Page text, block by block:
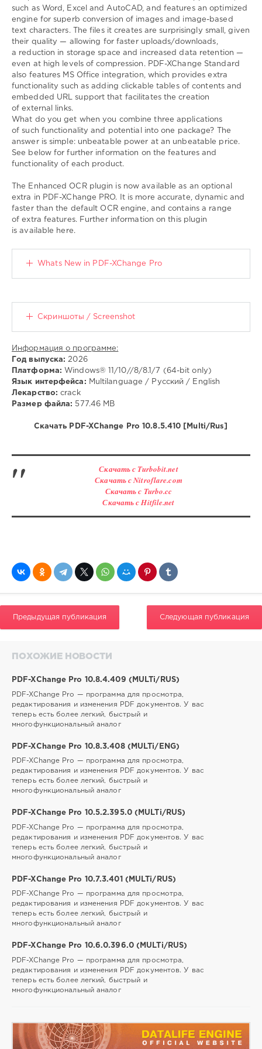
such as Word, Excel and AutoCAD, and features an optimized
engine for superb conversion of images and image-based
text characters. The files it creates are surprisingly small, given
their quality — allowing for faster uploads/downloads,
a reduction in storage space and increased data retention —
even at high levels of compression. PDF-XChange Standard
also features MS Office integration, which provides extra
functionality such as adding clickable tables of contents and
embedded URL support that facilitates the creation
of external links.
What do you get when you combine three applications
of such functionality and potential into one package? The
answer is simple: unbeatable power at an unbeatable price.
See below for further information on the features and
functionality of each product.
The Enhanced OCR plugin is now available as an optional
extra in PDF-XChange PRO. It is more accurate, dynamic and
faster than the default OCR engine, and contains a range
of extra features. Further information on this plugin
is available here.
Whats New in PDF-XChange Pro
Скриншоты / Screenshot
Информация о программе:
Год выпуска: 2026
Платформа: Windows® 11/10//8/8.1/7 (64-bit only)
Язык интерфейса: Multilanguage / Русский / English
Лекарство: crack
Размер файла: 577.46 MB
Скачать PDF-XChange Pro 10.8.5.410 [Multi/Rus]
Скачать с Turbobit.net
Скачать с Nitroflare.com
Скачать с Turbo.cc
Скачать с Hitfile.net
Предыдущая публикация Следующая публикация
ПОХОЖИЕ НОВОСТИ
PDF-XChange Pro 10.8.4.409 (MULTi/RUS)
PDF-XChange Pro — программа для просмотра,
редактирования и изменения PDF документов. У вас
теперь есть более легкий, быстрый и
многофункциональный аналог
PDF-XChange Pro 10.8.3.408 (MULTi/ENG)
PDF-XChange Pro — программа для просмотра,
редактирования и изменения PDF документов. У вас
теперь есть более легкий, быстрый и
многофункциональный аналог
PDF-XChange Pro 10.5.2.395.0 (MULTi/RUS)
PDF-XChange Pro — программа для просмотра,
редактирования и изменения PDF документов. У вас
теперь есть более легкий, быстрый и
многофункциональный аналог
PDF-XChange Pro 10.7.3.401 (MULTi/RUS)
PDF-XChange Pro — программа для просмотра,
редактирования и изменения PDF документов. У вас
теперь есть более легкий, быстрый и
многофункциональный аналог
PDF-XChange Pro 10.6.0.396.0 (MULTi/RUS)
PDF-XChange Pro — программа для просмотра,
редактирования и изменения PDF документов. У вас
теперь есть более легкий, быстрый и
многофункциональный аналог